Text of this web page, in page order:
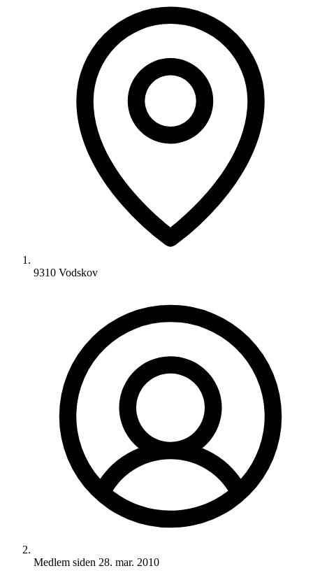
9310 Vodskov
Medlem siden 28. mar. 2010